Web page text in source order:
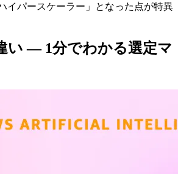
イパースケーラー」となった点が特異
い — 1分でわかる選定マ